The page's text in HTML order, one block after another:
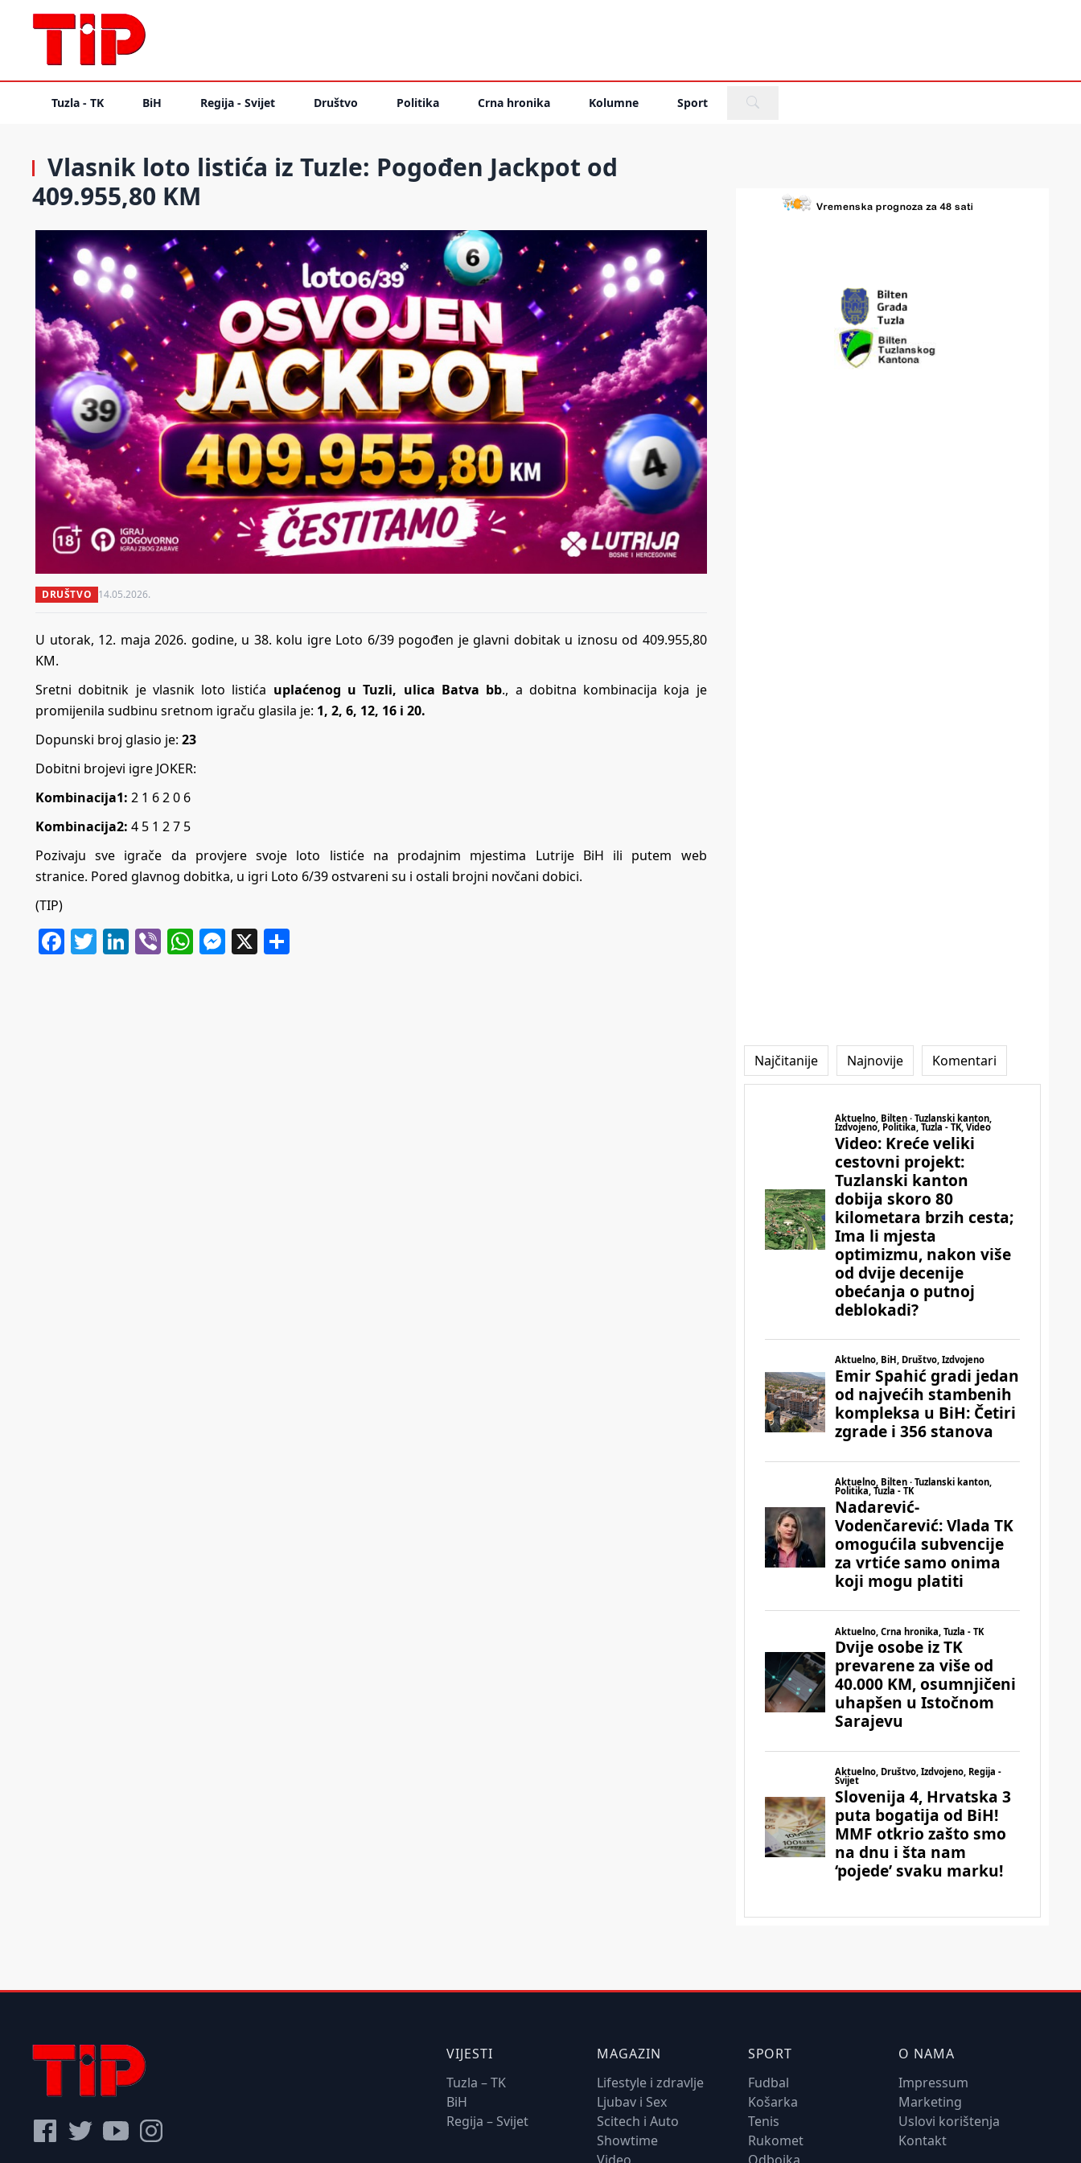
Tuzla - TK BiH Regija - Svijet Društvo Politika Crna hronika Kolumne Sport
Vlasnik loto listića iz Tuzle: Pogođen Jackpot od
409.955,80 KM
DRUŠTVO 14.05.2026.
U utorak, 12. maja 2026. godine, u 38. kolu igre Loto 6/39 pogođen je glavni dobitak u iznosu od 409.955,80
KM.
Sretni dobitnik je vlasnik loto listića uplaćenog u Tuzli, ulica Batva bb., a dobitna kombinacija koja je
promijenila sudbinu sretnom igraču glasila je: 1, 2, 6, 12, 16 i 20.
Dopunski broj glasio je: 23
Dobitni brojevi igre JOKER:
Kombinacija1: 2 1 6 2 0 6
Kombinacija2: 4 5 1 2 7 5
Pozivaju sve igrače da provjere svoje loto listiće na prodajnim mjestima Lutrije BiH ili putem web
stranice. Pored glavnog dobitka, u igri Loto 6/39 ostvareni su i ostali brojni novčani dobici.
(TIP)
Facebook
Twitter
LinkedIn
ViberWhatsApp
Messenger
X
Najčitanije Najnovije Komentari
VIJESTI
Tuzla – TK
BiH
Regija – Svijet
MAGAZIN
Lifestyle i zdravlje
Ljubav i Sex
Scitech i Auto
Showtime
Video
SPORT
Fudbal
Košarka
Tenis
Rukomet
Odbojka
O NAMA
Impressum
Marketing
Uslovi korištenja
Kontakt